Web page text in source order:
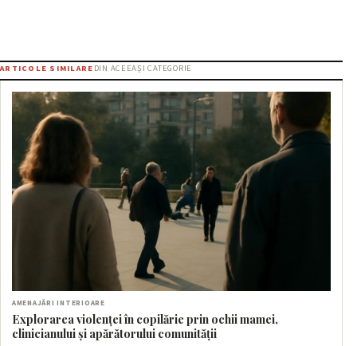
ARTICOLE SIMILARE DIN ACEEAȘI CATEGORIE
AMENAJĂRI INTERIOARE
Explorarea violenței în copilărie prin ochii mamei,
clinicianului și apărătorului comunității